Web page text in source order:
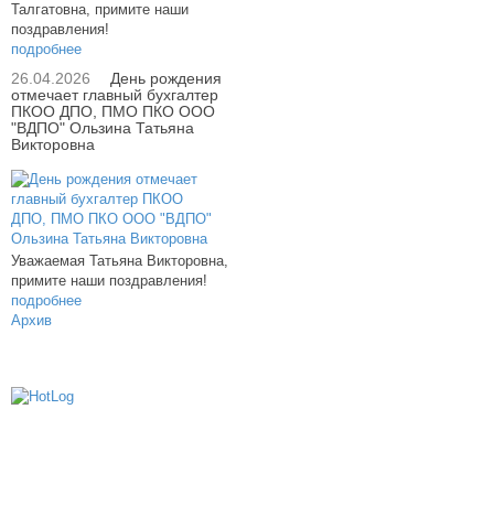
Талгатовна, примите наши
поздравления!
подробнее
26.04.2026
День рождения
отмечает главный бухгалтер
ПКОО ДПО, ПМО ПКО ООО
"ВДПО" Ользина Татьяна
Викторовна
Уважаемая Татьяна Викторовна,
примите наши поздравления!
подробнее
Архив